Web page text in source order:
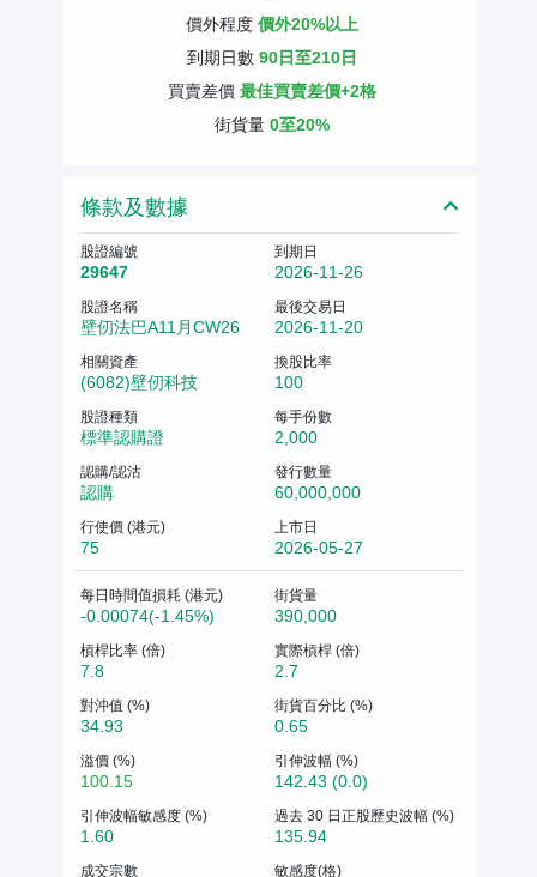
價外程度 價外20%以上
到期日數 90日至210日
買賣差價 最佳買賣差價+2格
街貨量 0至20%
條款及數據
股證編號
29647
到期日
2026-11-26
股證名稱
壁仞法巴A11月CW26
最後交易日
2026-11-20
相關資產
(6082)壁仞科技
換股比率
100
股證種類
標準認購證
每手份數
2,000
認購/認沽
認購
發行數量
60,000,000
行使價 (港元)
75
上市日
2026-05-27
每日時間值損耗 (港元)
-0.00074(-1.45%)
街貨量
390,000
槓桿比率 (倍)
7.8
實際槓桿 (倍)
2.7
對沖值 (%)
34.93
街貨百分比 (%)
0.65
溢價 (%)
100.15
引伸波幅 (%)
142.43 (0.0)
引伸波幅敏感度 (%)
1.60
過去 30 日正股歷史波幅 (%)
135.94
成交宗數 敏感度(格)